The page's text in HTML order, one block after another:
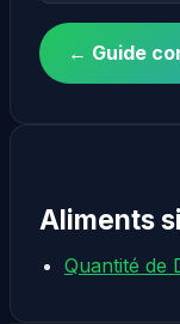
← Guide
Aliments
Quantité de